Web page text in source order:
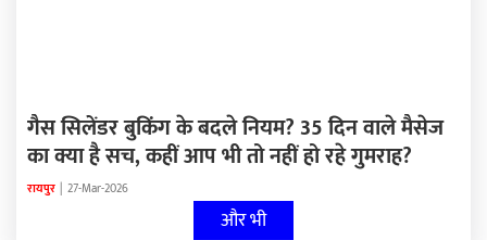
गैस सिलेंडर बुकिंग के बदले नियम? 35 दिन वाले मैसेज
का क्या है सच, कहीं आप भी तो नहीं हो रहे गुमराह?
रायपुर | 27-Mar-2026
और भी